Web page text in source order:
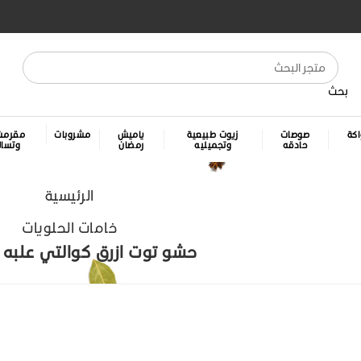
بحث
صوصات
حادقه
زيوت طبيعية
وتجميليه
ياميش
رمضان
مشروبات
الرئيسية
خامات الحلويات
حشو توت ازرق كوالتي علبه